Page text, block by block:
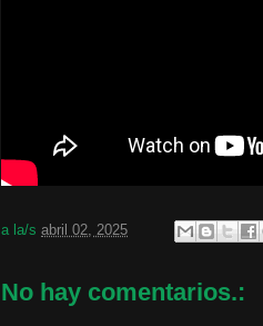
a la/s abril 02, 2025
No hay comentarios.: